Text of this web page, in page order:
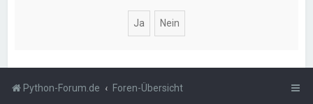
Python-Forum.de Foren-Übersicht